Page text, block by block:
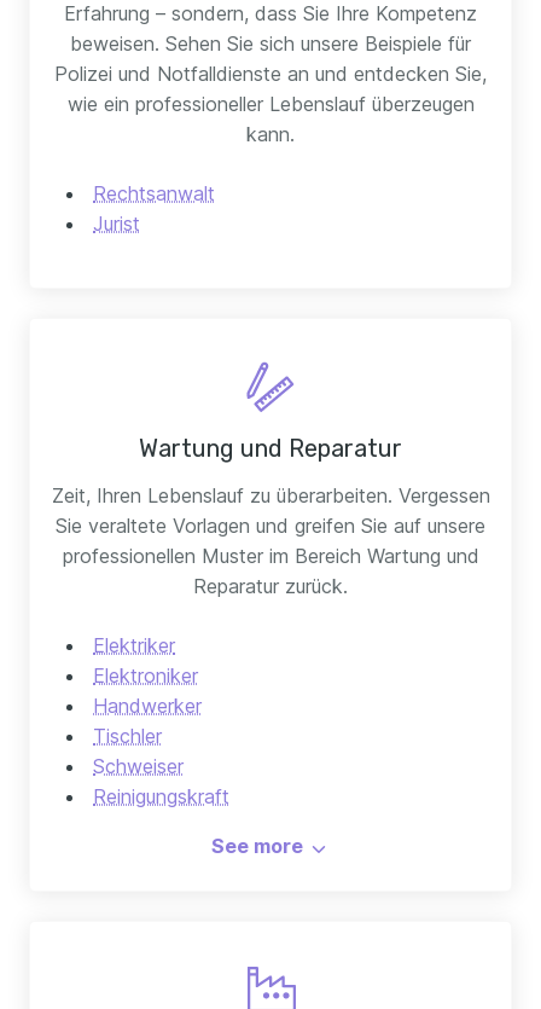
Erfahrung – sondern, dass Sie Ihre Kompetenz
beweisen. Sehen Sie sich unsere Beispiele für
Polizei und Notfalldienste an und entdecken Sie,
wie ein professioneller Lebenslauf überzeugen
kann.
Rechtsanwalt
Jurist
Wartung und Reparatur
Zeit, Ihren Lebenslauf zu überarbeiten. Vergessen
Sie veraltete Vorlagen und greifen Sie auf unsere
professionellen Muster im Bereich Wartung und
Reparatur zurück.
Elektriker
Elektroniker
Handwerker
Tischler
Schweiser
Reinigungskraft
See more